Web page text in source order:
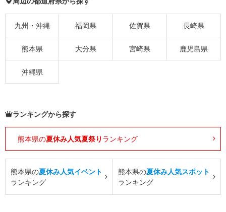
九州・沖縄 福岡県 佐賀県 長崎県
熊本県 大分県 宮崎県 鹿児島県
沖縄県
ランキングから探す
熊本県の夏休み人気夏祭り ランキング
熊本県の夏休み人気イベント
ランキング
熊本県の夏休み人気スポット
ランキング